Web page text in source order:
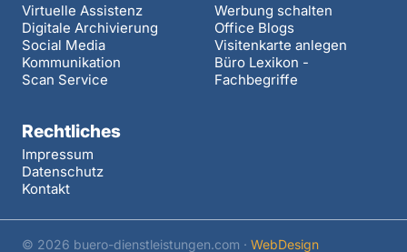
Virtuelle Assistenz
Digitale Archivierung
Social Media
Kommunikation
Scan Service
Werbung schalten
Office Blogs
Visitenkarte anlegen
Büro Lexikon -
Fachbegriffe
Rechtliches
Impressum
Datenschutz
Kontakt
© 2026 buero-dienstleistungen.com · WebDesign